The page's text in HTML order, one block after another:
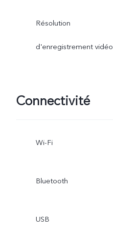
Résolution
d'enregistrement vidéo
Connectivité
Wi-Fi
Bluetooth
USB